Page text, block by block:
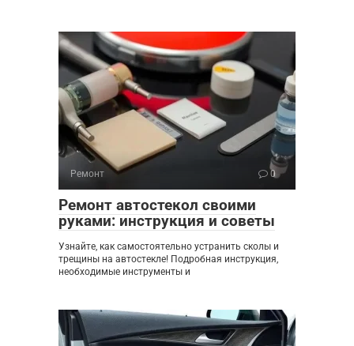
Ремонт 0
Ремонт автостекол своими
руками: инструкция и советы
Узнайте, как самостоятельно устранить сколы и
трещины на автостекле! Подробная инструкция,
необходимые инструменты и